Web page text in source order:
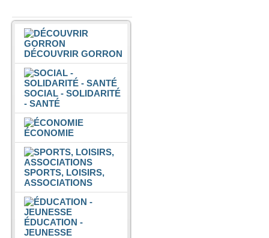
DÉCOUVRIR GORRON
SOCIAL - SOLIDARITÉ
- SANTÉ
ÉCONOMIE
SPORTS, LOISIRS,
ASSOCIATIONS
ÉDUCATION -
JEUNESSE